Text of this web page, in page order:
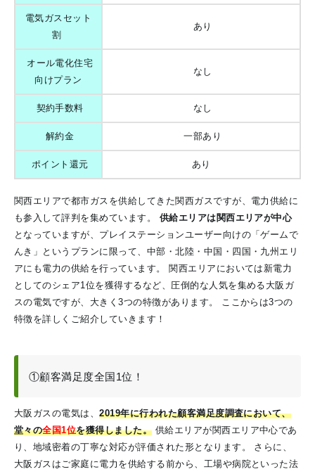
電気ガスセット
割
あり
オール電化住宅
向けプラン
なし
契約手数料 なし
解約金 一部あり
ポイント還元 あり
関西エリアで都市ガスを供給してきた関西ガスですが、電力供給に
も参入して評判を集めています。
供給エリアは関西エリアが中心
となっていますが、プレイステーションユーザー向けの「ゲームで
んき」というプランに限って、中部・北陸・中国・四国・九州エリ
アにも電力の供給を行っています。
関西エリアにおいては新電力
としてのシェア1位を獲得するなど、圧倒的な人気を集める大阪ガ
スの電気ですが、大きく3つの特徴があります。
ここからは3つの
特徴を詳しくご紹介していきます！
①顧客満足度全国1位！
大阪ガスの電気は、2019年に行われた顧客満足度調査において、
堂々の全国1位を獲得しました。 供給エリアが関西エリア中心であ
り、地域密着の丁寧な対応が評価された形となります。
さらに、
大阪ガスはご家庭に電力を供給する前から、工場や病院といった法